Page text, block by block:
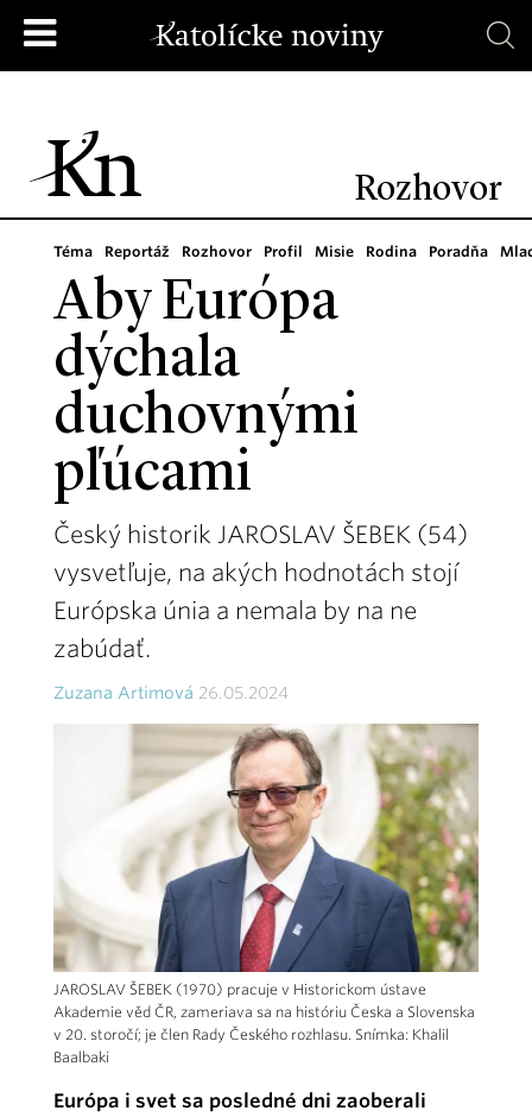
Rozhovor
Téma Reportáž Rozhovor Profil Misie Rodina Poradňa
Aby Európa
dýchala
duchovnými
pľúcami
Český historik JAROSLAV ŠEBEK (54)
vysvetľuje, na akých hodnotách stojí
Európska únia a nemala by na ne
zabúdať.
Zuzana Artimová 26.05.2024
JAROSLAV ŠEBEK (1970) pracuje v Historickom ústave
Akademie věd ČR, zameriava sa na históriu Česka a Slovenska
v 20. storočí; je člen Rady Českého rozhlasu. Snímka: Khalil
Baalbaki
Európa i svet sa posledné dni zaoberali